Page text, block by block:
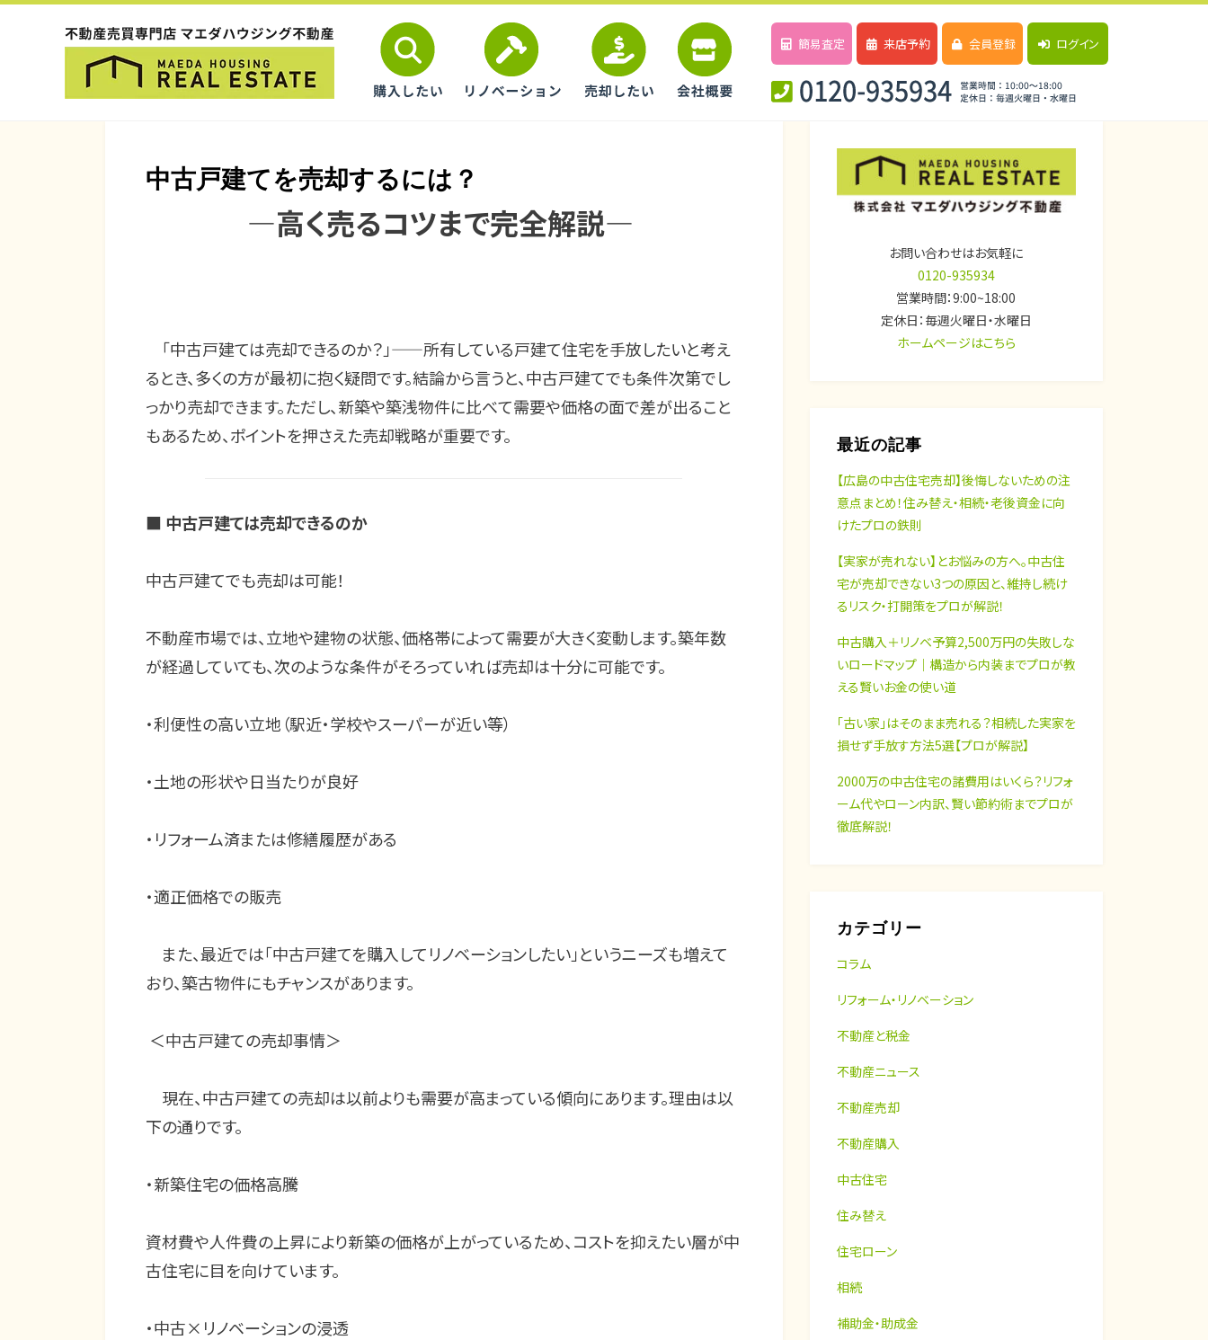
簡易査定 来店予約 会員登録 ログイン
中古戸建てを売却するには？
投稿者maedahousing
投
稿
2025年4月30日
―高く売るコツまで完全解説―
「中古戸建ては売却できるのか？」——所有している戸建て住宅を手放したいと考え
るとき、多くの方が最初に抱く疑問です。結論から言うと、中古戸建てでも条件次第でし
っかり売却できます。ただし、新築や築浅物件に比べて需要や価格の面で差が出ること
もあるため、ポイントを押さえた売却戦略が重要です。
■ 中古戸建ては売却できるのか
中古戸建てでも売却は可能！
不動産市場では、立地や建物の状態、価格帯によって需要が大きく変動します。築年数
が経過していても、次のような条件がそろっていれば売却は十分に可能です。
・利便性の高い立地（駅近・学校やスーパーが近い等）
・土地の形状や日当たりが良好
・リフォーム済または修繕履歴がある
・適正価格での販売
また、最近では「中古戸建てを購入してリノベーションしたい」というニーズも増えて
おり、築古物件にもチャンスがあります。
＜中古戸建ての売却事情＞
現在、中古戸建ての売却は以前よりも需要が高まっている傾向にあります。理由は以
下の通りです。
・新築住宅の価格高騰
資材費や人件費の上昇により新築の価格が上がっているため、コストを抑えたい層が中
古住宅に目を向けています。
・中古×リノベーションの浸透
お問い合わせはお気軽に
0120-935934
営業時間：9:00~18:00
定休日：毎週火曜日・水曜日
ホームページはこちら
最近の記事
【広島の中古住宅売却】後悔しないための注
意点まとめ！住み替え・相続・老後資金に向
けたプロの鉄則
【実家が売れない】とお悩みの方へ。中古住
宅が売却できない3つの原因と、維持し続け
るリスク・打開策をプロが解説！
中古購入＋リノベ予算2,500万円の失敗しな
いロードマップ｜構造から内装までプロが教
える賢いお金の使い道
「古い家」はそのまま売れる？相続した実家を
損せず手放す方法5選【プロが解説】
2000万の中古住宅の諸費用はいくら？リフォ
ーム代やローン内訳、賢い節約術までプロが
徹底解説！
カテゴリー
コラム
リフォーム・リノベーション
不動産と税金
不動産ニュース
不動産売却
不動産購入
中古住宅
住み替え
住宅ローン
相続
補助金・助成金